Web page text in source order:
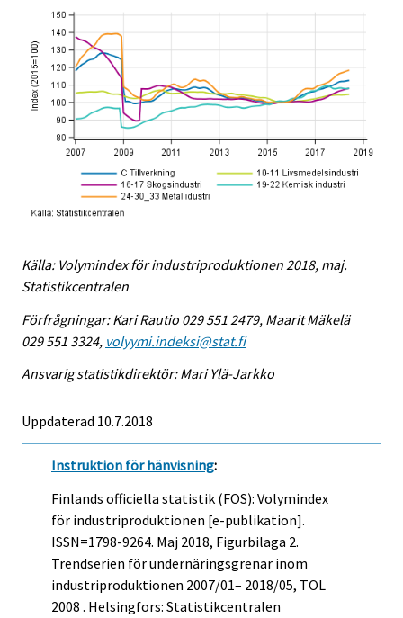
Källa: Volymindex för industriproduktionen 2018, maj.
Statistikcentralen
Förfrågningar: Kari Rautio 029 551 2479, Maarit Mäkelä
029 551 3324, volyymi.indeksi@stat.fi
Ansvarig statistikdirektör: Mari Ylä-Jarkko
Uppdaterad 10.7.2018
Instruktion för hänvisning:
Finlands officiella statistik (FOS): Volymindex
för industriproduktionen [e-publikation].
ISSN=1798-9264. Maj 2018, Figurbilaga 2.
Trendserien för undernäringsgrenar inom
industriproduktionen 2007/01– 2018/05, TOL
2008 . Helsingfors: Statistikcentralen